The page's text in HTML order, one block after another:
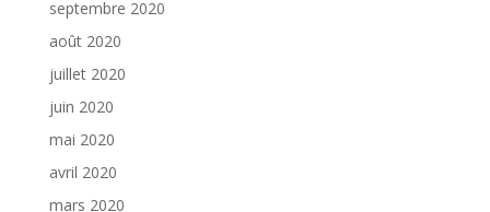
septembre 2020
août 2020
juillet 2020
juin 2020
mai 2020
avril 2020
mars 2020